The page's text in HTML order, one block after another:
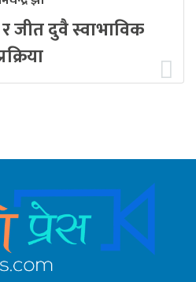
र जीत दुवै स्वाभाविक